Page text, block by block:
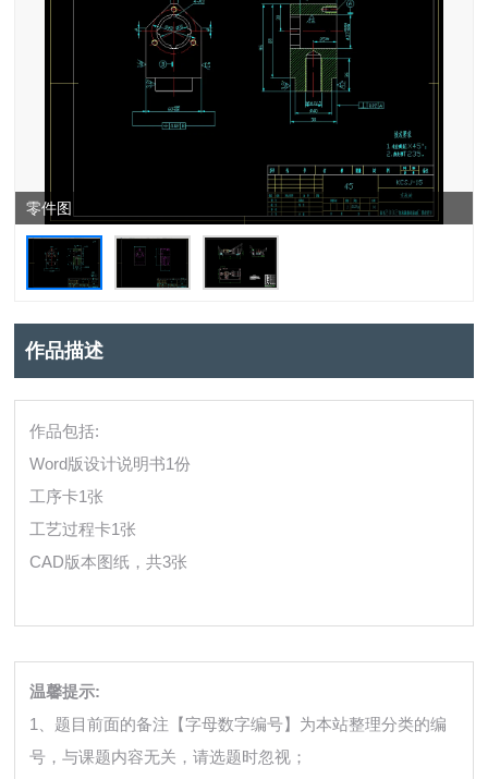
零件图
作品描述
作品包括:
Word版设计说明书1份
工序卡1张
工艺过程卡1张
CAD版本图纸，共3张
温馨提示:
1、题目前面的备注【字母数字编号】为本站整理分类的编
号，与课题内容无关，请选题时忽视；